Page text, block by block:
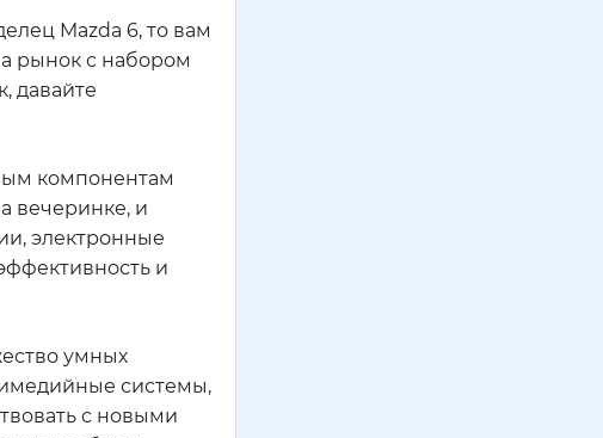
Mazda 6, то вам
рынок с набором
давайте
компонентам
вечеринке, и
электронные
и
умных
системы,
с новыми